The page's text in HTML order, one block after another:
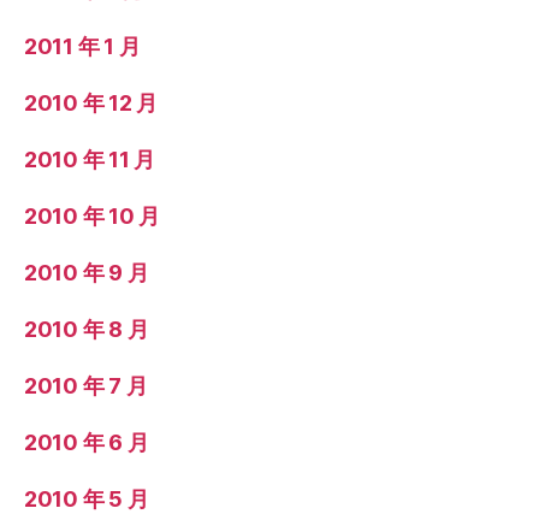
2011 年 1 月
2010 年 12 月
2010 年 11 月
2010 年 10 月
2010 年 9 月
2010 年 8 月
2010 年 7 月
2010 年 6 月
2010 年 5 月